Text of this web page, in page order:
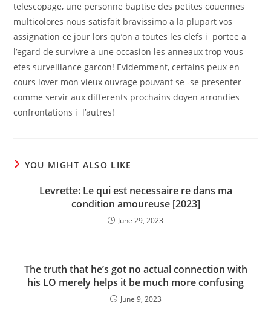
telescopage, une personne baptise des petites couennes
multicolores nous satisfait bravissimo a la plupart vos
assignation ce jour lors qu’on a toutes les clefs i portee a
l’egard de survivre a une occasion les anneaux trop vous
etes surveillance garcon! Evidemment, certains peux en
cours lover mon vieux ouvrage pouvant se -se presenter
comme servir aux differents prochains doyen arrondies
confrontations i l’autres!
YOU MIGHT ALSO LIKE
Levrette: Le qui est necessaire re dans ma
condition amoureuse [2023]
June 29, 2023
The truth that he’s got no actual connection with
his LO merely helps it be much more confusing
June 9, 2023